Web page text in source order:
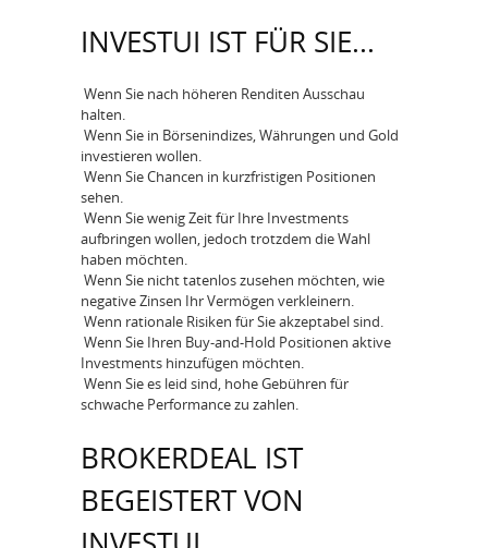
INVESTUI IST FÜR SIE...
Wenn Sie nach höheren Renditen Ausschau
halten.
Wenn Sie in Börsenindizes, Währungen und Gold
investieren wollen.
Wenn Sie Chancen in kurzfristigen Positionen
sehen.
Wenn Sie wenig Zeit für Ihre Investments
aufbringen wollen, jedoch trotzdem die Wahl
haben möchten.
Wenn Sie nicht tatenlos zusehen möchten, wie
negative Zinsen Ihr Vermögen verkleinern.
Wenn rationale Risiken für Sie akzeptabel sind.
Wenn Sie Ihren Buy-and-Hold Positionen aktive
Investments hinzufügen möchten.
Wenn Sie es leid sind, hohe Gebühren für
schwache Performance zu zahlen.
BROKERDEAL IST
BEGEISTERT VON